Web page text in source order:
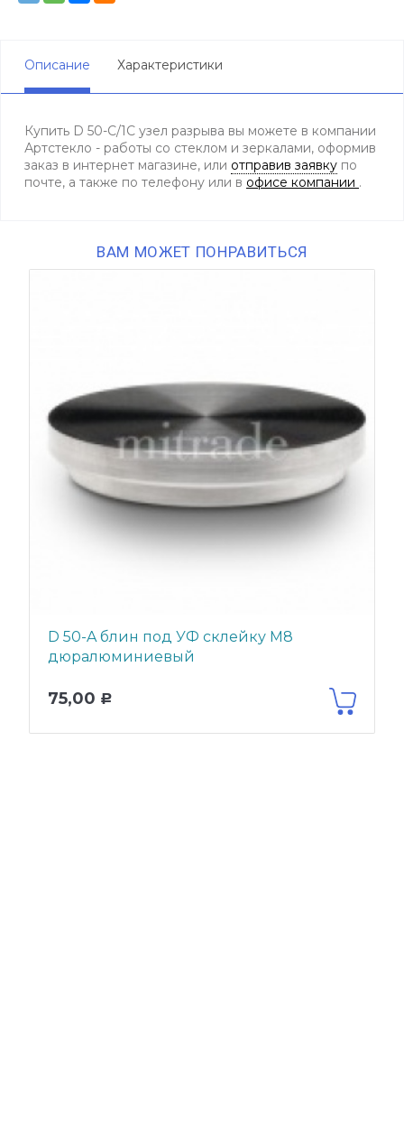
Описание Характеристики
Купить D 50-С/1С узел разрыва вы можете в компании
Артстекло - работы со стеклом и зеркалами, оформив
заказ в интернет магазине, или отправив заявку по
почте, а также по телефону или в офисе компании .
ВАМ МОЖЕТ ПОНРАВИТЬСЯ
D 50-A блин под УФ склейку М8
дюралюминиевый
75,00 Р